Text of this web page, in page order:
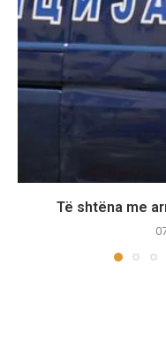
Të shtëna me